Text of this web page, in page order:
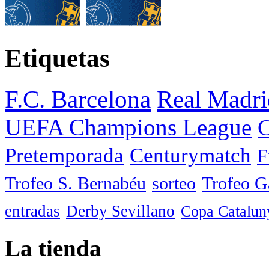
Etiquetas
F.C. Barcelona Real
UEFA Champions League
Pretemporada Centurymatch
Trofeo S. Bernabéu sorteo Trofeo
entradas Derby Sevillano Copa
La tienda